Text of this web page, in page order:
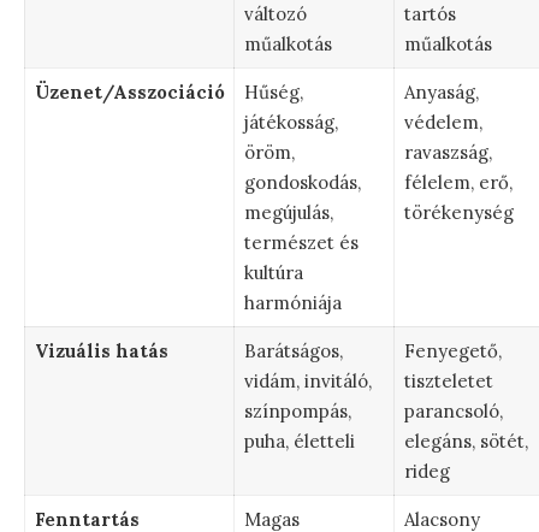
változó
műalkotás
tartós
műalkotás
Üzenet/Asszociáció
Hűség,
játékosság,
öröm,
gondoskodás,
megújulás,
természet és
kultúra
harmóniája
Anyaság,
védelem,
ravaszság,
félelem, erő,
törékenység
Vizuális hatás
Barátságos,
vidám, invitáló,
színpompás,
puha, életteli
Fenyegető,
tiszteletet
parancsoló,
elegáns, sötét,
rideg
Fenntartás
Magas
Alacsony